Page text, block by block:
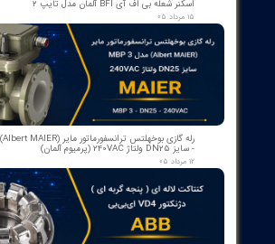
الکترونیکی استفاده می شود.
تیپ از کلید مینیاتوری، تیپ حساس نیز می گویند.